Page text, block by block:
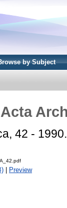
by Subject
Acta
42 - 1990.
Preview